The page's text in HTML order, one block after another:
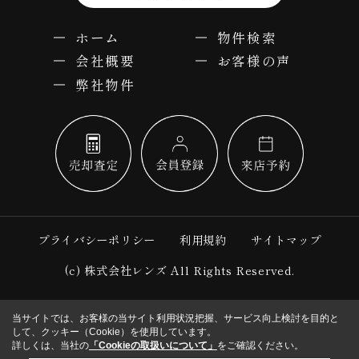
ホーム
物件検索
会社概要
お客様の声
弊社物件
プライバシーポリシー 利用規約
サイトマップ
(c) 株式会社レンズ All Rights Reserved.
当サイトでは、お客様の当サイト利用状況把握、サービス向上検討を目的と
して、クッキー（Cookie）を使用しています。
詳しくは、当社の 「Cookieの取扱いについて」 をご確認ください。